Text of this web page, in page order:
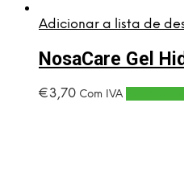
Adicionar a lista de
NosaCare Gel
€3,70 Com IVA